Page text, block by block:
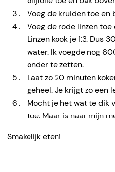
Voeg de kruiden toe en
Voeg de rode linzen
Linzen kook je 1:3. Dus
water. Ik voegde nog
onder te zetten.
Laat zo 20 minuten
geheel. Je krijgt zo een
Mocht je het wat te dik
toe. Maar is naar mijn
Smakelijk eten!